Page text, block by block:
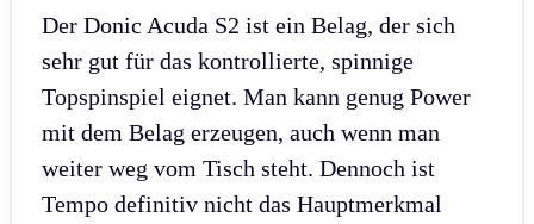
Der Donic Acuda S2 ist ein Belag, der sich
sehr gut für das kontrollierte, spinnige
Topspinspiel eignet. Man kann genug Power
mit dem Belag erzeugen, auch wenn man
weiter weg vom Tisch steht. Dennoch ist
Tempo definitiv nicht das Hauptmerkmal